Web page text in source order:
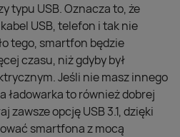
typu USB. Oznacza to, że
USB, telefon i tak nie
tego, smartfon będzie
czasu, niż gdyby był
Jeśli nie masz innego
ładowarka to również dobrej
zawsze opcję USB 3.1, dzięki
smartfona z mocą